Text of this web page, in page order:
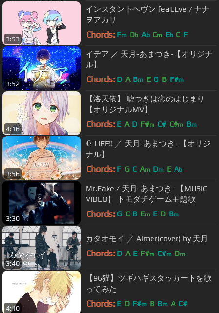
3:53
インスタントヘヴン feat.Eve / ナナ
ヲアカリ
Chords: Fm Db Ab Cm Eb C F
3:52
イデア ／ 天月-あまつき-【オリジナ
ル】
Chords: D A Bm E G B F#m
4:16
【洛天依】 嘘つきは恋のはじまり
【オリジナルMV】
Chords: E A D F#m C# C#m Bm
3:56
☪ LIFE!! ／ 天月-あまつき- 【オリジ
ナル】
Chords: F G C Am Dm E Ab
3:30
Mr.Fake / 天月-あまつき- 【MUSIC
VIDEO】 トモダチゲーム主題歌
Chords: G C B Em E D Bm
3:40
カタオモイ ／ Aimer(cover) by 天月
Chords: D A E F#m C#m Dm
4:10
【96猫】ツギハギスタッカートを歌
ってみた
Chords: E D F#m B Bm A C#